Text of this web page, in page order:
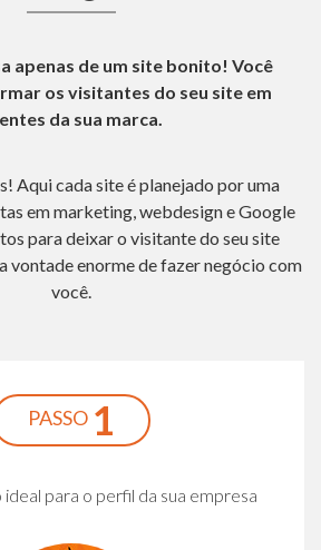
apenas de um site bonito! Você
os visitantes do seu site em
da sua marca.
Aqui cada site é planejado por uma
em marketing, webdesign e Google
para deixar o visitante do seu site
vontade enorme de fazer negócio com
você.
PASSO 1
ideal para o perfil da sua empresa